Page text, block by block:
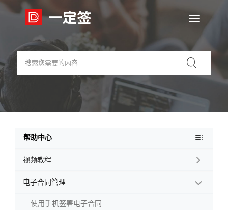

帮助中心
视频教程 
电子合同管理 
使用手机签署电子合同